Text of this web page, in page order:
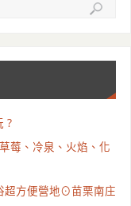
?
莓、冷泉、火焰、化
超方便營地⊙苗栗南庄